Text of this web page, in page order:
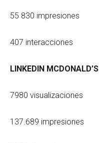
55 830 impresiones
407 interacciones
LINKEDIN MCDONALD’S
7980 visualizaciones
137.689 impresiones